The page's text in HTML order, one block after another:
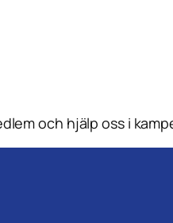
och hjälp oss i